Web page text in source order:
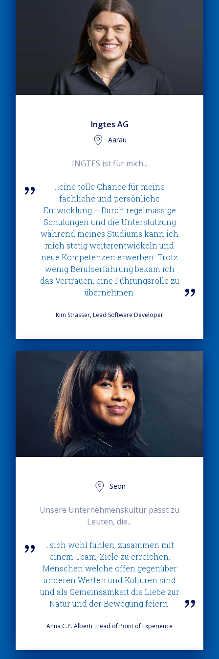
Ingtes AG
Aarau
INGTES ist für mich...
…eine tolle Chance für meine
fachliche und persönliche
Entwicklung – Durch regelmässige
Schulungen und die Unterstützung
während meines Studiums kann ich
mich stetig weiterentwickeln und
neue Kompetenzen erwerben. Trotz
wenig Berufserfahrung bekam ich
das Vertrauen, eine Führungsrolle zu
übernehmen.
Kim Strasser, Lead Software Developer
Seon
Unsere Unternehmenskultur passt zu
Leuten, die...
...sich wohl fühlen, zusammen mit
einem Team, Ziele zu erreichen.
Menschen welche offen gegenüber
anderen Werten und Kulturen sind
und als Gemeinsamkeit die Liebe zur
Natur und der Bewegung feiern.
Anna C.P. Alberti, Head of Point of Experience